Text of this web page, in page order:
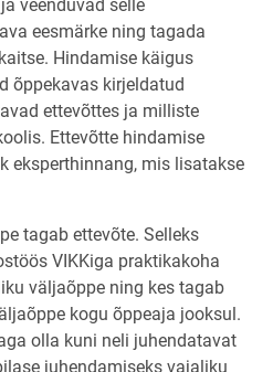
veenduvad selle
eesmärke ning tagada
Hindamise käigus
õppekavas kirjeldatud
ettevõttes ja milliste
Ettevõtte hindamise
eksperthinnang, mis lisatakse
tagab ettevõte. Selleks
VIKKiga praktikakoha
väljaõppe ning kes tagab
kogu õppeaja jooksul.
olla kuni neli juhendatavat
juhendamiseks vajaliku